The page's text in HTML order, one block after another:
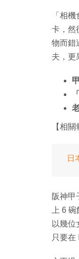
「相
卡，然
物而錯
夫，更
【相關
日
阪神甲
上 6
以幾位
只要在